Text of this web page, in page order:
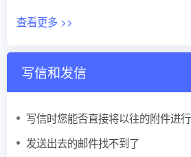
查看更多 >>
写信和发信
发送出去的邮件找不到了